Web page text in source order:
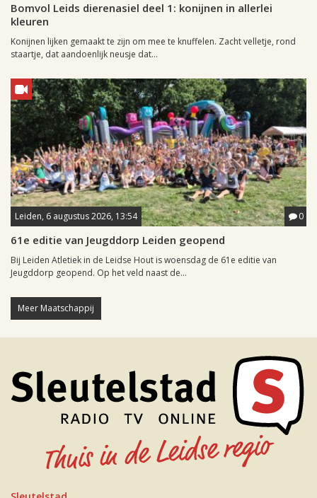
Bomvol Leids dierenasiel deel 1: konijnen in allerlei
kleuren
Konijnen lijken gemaakt te zijn om mee te knuffelen. Zacht velletje, rond
staartje, dat aandoenlijk neusje dat...
Leiden, 6 augustus 2026, 13:54 0
61e editie van Jeugddorp Leiden geopend
Bij Leiden Atletiek in de Leidse Hout is woensdag de 61e editie van
Jeugddorp geopend. Op het veld naast de...
Meer Maatschappij